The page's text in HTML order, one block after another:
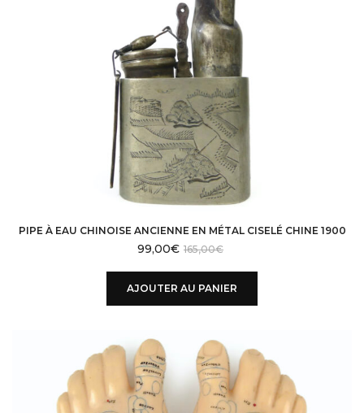
PIPE À EAU CHINOISE ANCIENNE EN MÉTAL CISELÉ CHINE 1900
165,00€
99,00€
AJOUTER AU PANIER